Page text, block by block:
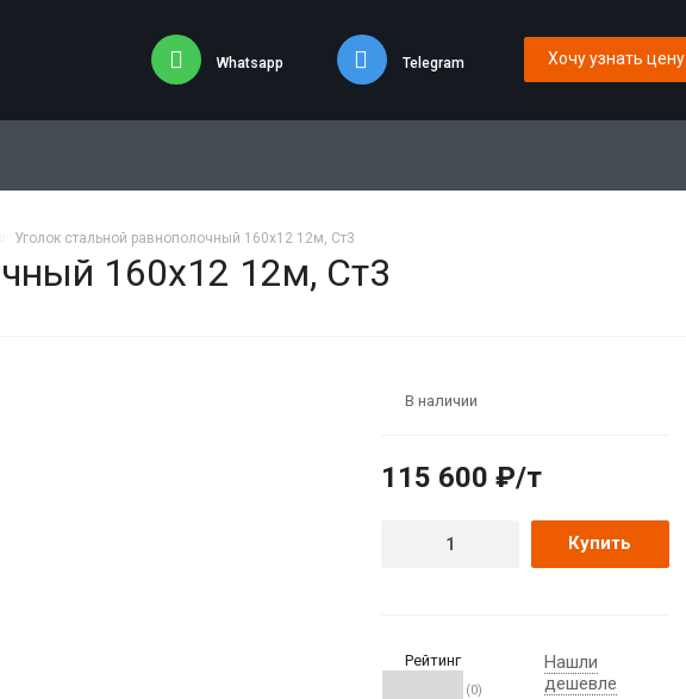
Whatsapp Telegram Хочу узнать цену
Уголок стальной равнополочный 160х12 12м, Ст3
160х12 12м, Ст3
В наличии
115 600 ₽/т
Купить
Рейтинг
(0)
Нашли
дешевле